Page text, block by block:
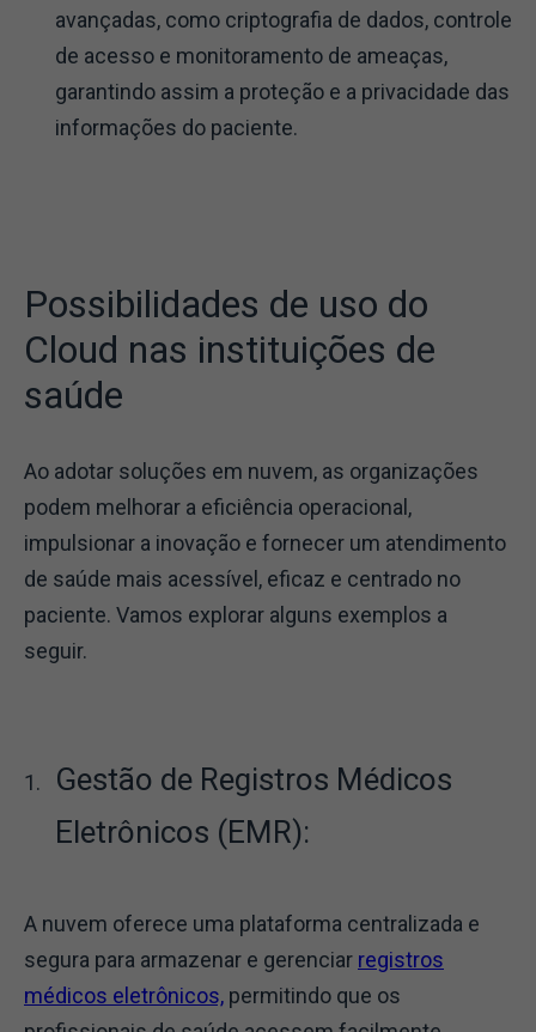
avançadas, como criptografia de dados, controle
de acesso e monitoramento de ameaças,
garantindo assim a proteção e a privacidade das
informações do paciente.
Possibilidades de uso do
Cloud nas instituições de
saúde
Ao adotar soluções em nuvem, as organizações
podem melhorar a eficiência operacional,
impulsionar a inovação e fornecer um atendimento
de saúde mais acessível, eficaz e centrado no
paciente. Vamos explorar alguns exemplos a
seguir.
Gestão de Registros Médicos
Eletrônicos (EMR):
A nuvem oferece uma plataforma centralizada e
segura para armazenar e gerenciar registros
médicos eletrônicos, permitindo que os